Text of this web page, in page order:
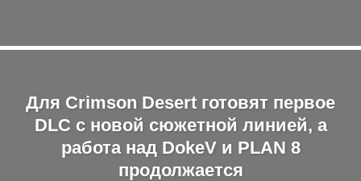
Для Crimson Desert готовят первое
DLC с новой сюжетной линией, а
работа над DokeV и PLAN 8
продолжается